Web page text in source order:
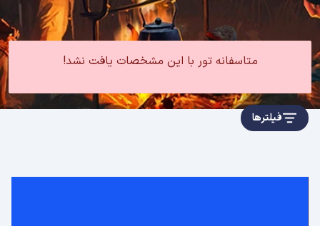
متاسفانه تور با این مشخصات یافت نشد!
فیلترها